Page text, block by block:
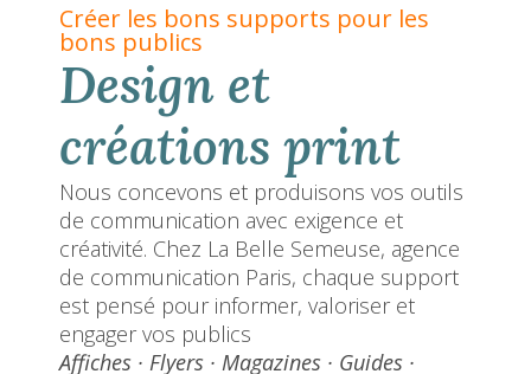
Créer les bons supports pour les
bons publics
Design et
créations print
Nous concevons et produisons vos outils
de communication avec exigence et
créativité. Chez La Belle Semeuse, agence
de communication Paris, chaque support
est pensé pour informer, valoriser et
engager vos publics
Affiches · Flyers · Magazines · Guides ·